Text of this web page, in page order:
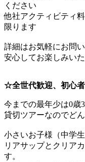
ください
他社アクティビティ
限ります
詳細はお気軽にお問
安心してお楽しみい
☆全世代歓迎、初心
今までの最年少は0歳
貸切ツアーなのでど
小さいお子様（中学
リアサップとクリア
す。